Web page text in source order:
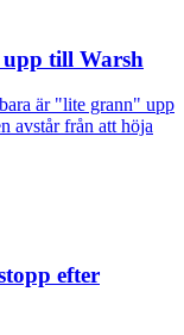
till Warsh
är "lite grann" upp
avstår från att höja
efter